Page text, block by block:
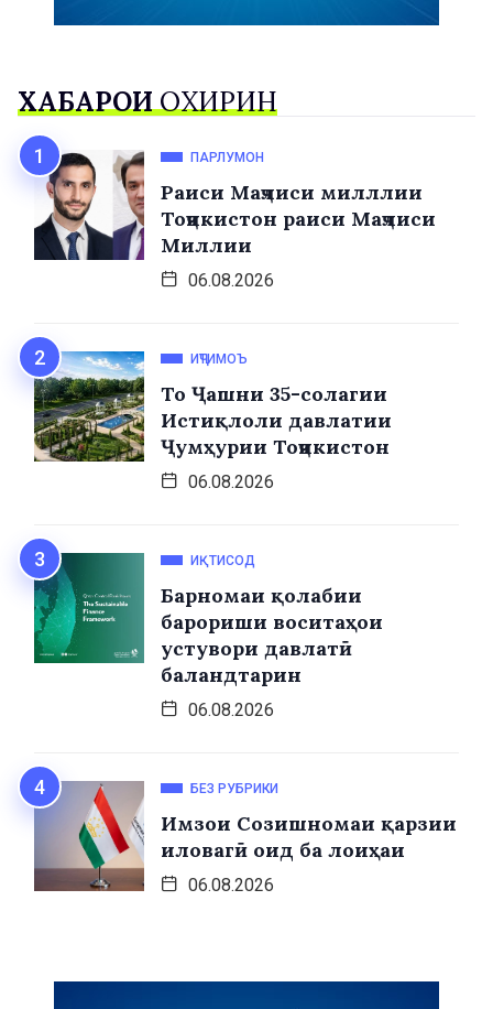
ХАБАРҲОИОХИРИН
ПАРЛУМОН
Раиси Маҷлиси милллии
Тоҷикистон раиси Маҷлиси
Миллии
06.08.2026
ИҶТИМОЪ
То Ҷашни 35-солагии
Истиқлоли давлатии
Ҷумҳурии Тоҷикистон
06.08.2026
ИҚТИСОД
Барномаи қолабии
барориши воситаҳои
устувори давлатӣ
баландтарин
06.08.2026
БЕЗ РУБРИКИ
Имзои Созишномаи қарзии
иловагӣ оид ба лоиҳаи
06.08.2026